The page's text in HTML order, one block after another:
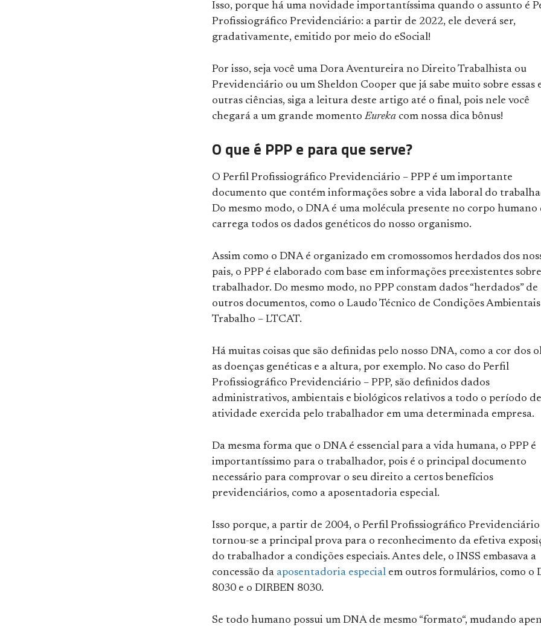
Isso, porque há uma novidade importantíssima quando o assunto é
Profissiográfico Previdenciário: a partir de 2022, ele deverá ser,
gradativamente, emitido por meio do eSocial!
Por isso, seja você uma Dora Aventureira no Direito Trabalhista ou
Previdenciário ou um Sheldon Cooper que já sabe muito sobre essas
outras ciências, siga a leitura deste artigo até o final, pois nele você
chegará a um grande momentoEureka com nossa dica bônus!
O que é PPP e para que serve?
O Perfil Profissiográfico Previdenciário – PPP é um importante
documento que contém informações sobre a vida laboral do
Do mesmo modo, o DNA é uma molécula presente no corpo humano
carrega todos os dados genéticos do nosso organismo.
Assim como o DNA é organizado em cromossomos herdados dos
pais, o PPP é elaborado com base em informações preexistentes
trabalhador. Do mesmo modo, no PPP constam dados “herdados” de
outros documentos, como o Laudo Técnico de Condições
Trabalho – LTCAT.
Há muitas coisas que são definidas pelo nosso DNA, como a cor dos
as doenças genéticas e a altura, por exemplo. No caso do Perfil
Profissiográfico Previdenciário – PPP, são definidos dados
administrativos, ambientais e biológicos relativos a todo o período de
atividade exercida pelo trabalhador em uma determinada empresa.
Da mesma forma que o DNA é essencial para a vida humana, o PPP é
importantíssimo para o trabalhador, pois é o principal documento
necessário para comprovar o seu direito a certos benefícios
previdenciários, como a aposentadoria especial.
Isso porque, a partir de 2004, o Perfil Profissiográfico Previdenciário
tornou-se a principal prova para o reconhecimento da efetiva
do trabalhador a condições especiais. Antes dele, o INSS embasava a
concessão da aposentadoria especial em outros formulários, como o
8030 e o DIRBEN 8030.
Se todo humano possui um DNA de mesmo “formato“, mudando